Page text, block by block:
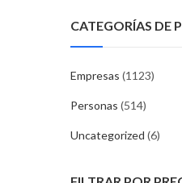
CATEGORÍAS DE
Empresas (1123)
Personas (514)
Uncategorized (6)